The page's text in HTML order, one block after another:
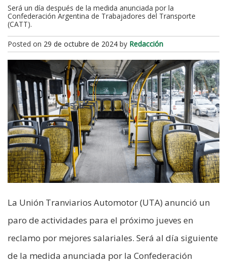
Será un día después de la medida anunciada por la
Confederación Argentina de Trabajadores del Transporte
(CATT).
Posted on 29 de octubre de 2024 by Redacción
La Unión Tranviarios Automotor (UTA) anunció un
paro de actividades para el próximo jueves en
reclamo por mejores salariales. Será al día siguiente
de la medida anunciada por la Confederación